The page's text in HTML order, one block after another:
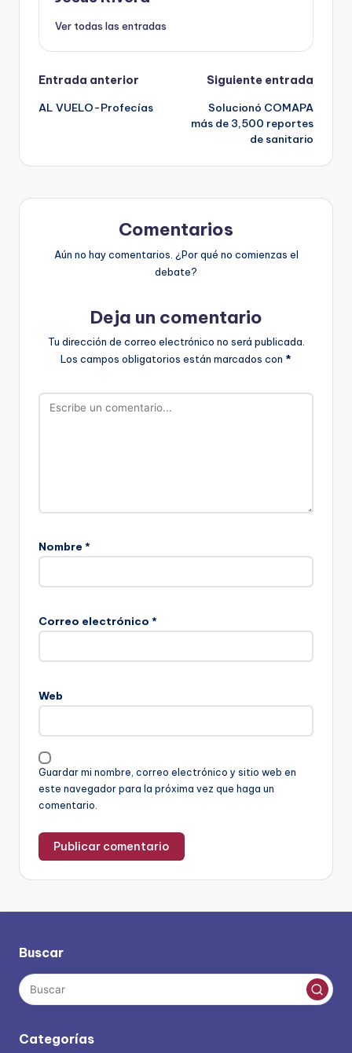
Ver todas las entradas
Navegación
de
Entrada anterior
AL VUELO-Profecías
Siguiente entrada
Solucionó COMAPA
más de 3,500 reportes
de sanitario
Comentarios
Aún no hay comentarios. ¿Por qué no comienzas el
debate?
Deja un comentario
Tu dirección de correo electrónico no será publicada.
Los campos obligatorios están marcados con *
Nombre *
Correo electrónico *
Web
Guardar mi nombre, correo electrónico y sitio web en
este navegador para la próxima vez que haga un
comentario.
Buscar
Categorías